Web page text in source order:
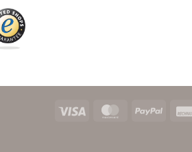
Informationen über den gesperrten Inhalt.
Visa MasterCardPayPal